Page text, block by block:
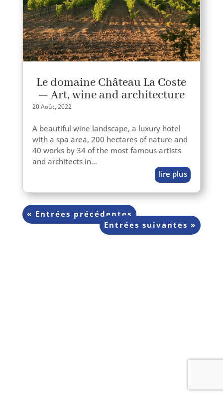
Le domaine Château La Coste
— Art, wine and architecture
20 Août, 2022
A beau­ti­ful wine land­scape, a luxu­ry hotel
with a spa area, 200 hec­tares of nature and
40 works by 34 of the most famous artists
and archi­tects in…
lire plus
« Entrées précédentes
Entrées sui­vantes »